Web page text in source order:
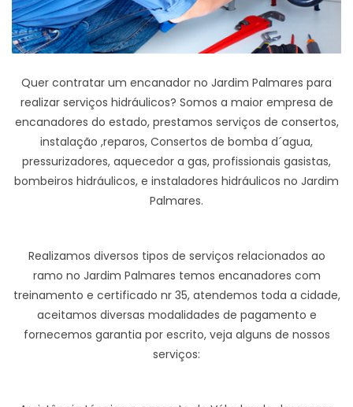
Quer contratar um encanador no Jardim Palmares para
realizar serviços hidráulicos? Somos a maior empresa de
encanadores do estado, prestamos serviços de consertos,
instalação ,reparos, Consertos de bomba d´agua,
pressurizadores, aquecedor a gas, profissionais gasistas,
bombeiros hidráulicos, e instaladores hidráulicos no Jardim
Palmares.
Realizamos diversos tipos de serviços relacionados ao
ramo no Jardim Palmares temos encanadores com
treinamento e certificado nr 35, atendemos toda a cidade,
aceitamos diversas modalidades de pagamento e
fornecemos garantia por escrito, veja alguns de nossos
serviços: